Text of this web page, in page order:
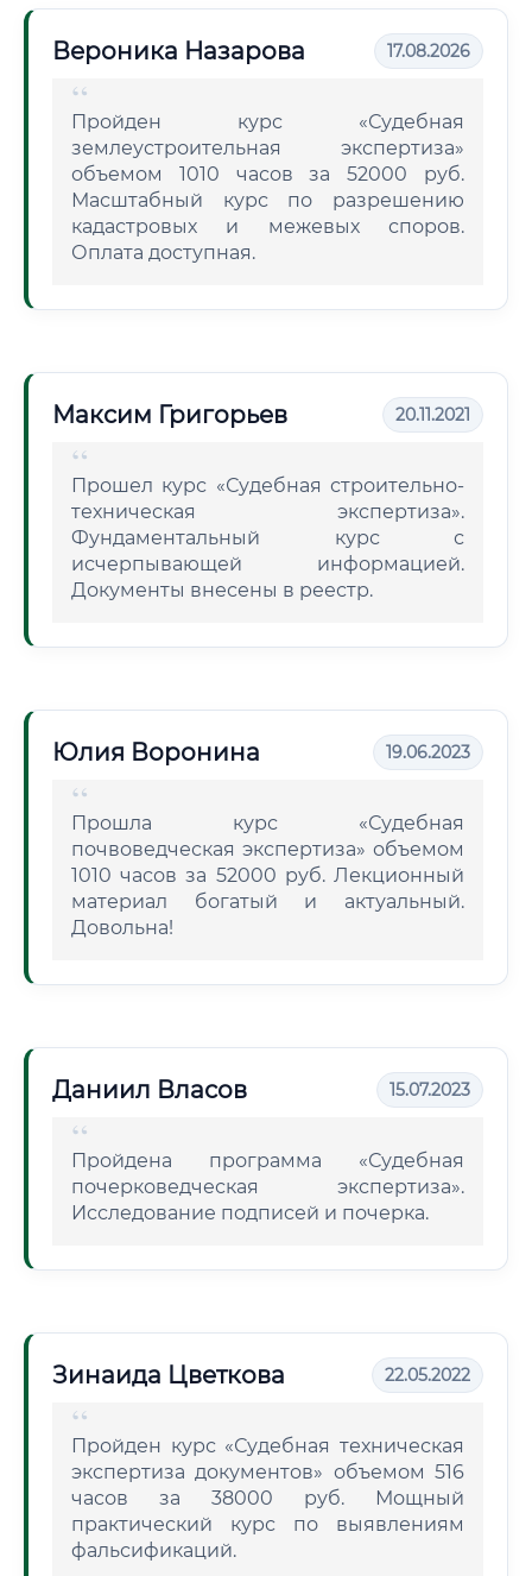
Вероника Назарова 17.08.2026
Пройден курс «Судебная
землеустроительная экспертиза»
объемом 1010 часов за 52000 руб.
Масштабный курс по разрешению
кадастровых и межевых споров.
Оплата доступная.
Максим Григорьев 20.11.2021
Прошел курс «Судебная строительно-
техническая экспертиза».
Фундаментальный курс с
исчерпывающей информацией.
Документы внесены в реестр.
Юлия Воронина 19.06.2023
Прошла курс «Судебная
почвоведческая экспертиза» объемом
1010 часов за 52000 руб. Лекционный
материал богатый и актуальный.
Довольна!
Даниил Власов 15.07.2023
Пройдена программа «Судебная
почерковедческая экспертиза».
Исследование подписей и почерка.
Зинаида Цветкова 22.05.2022
Пройден курс «Судебная техническая
экспертиза документов» объемом 516
часов за 38000 руб. Мощный
практический курс по выявлениям
фальсификаций.